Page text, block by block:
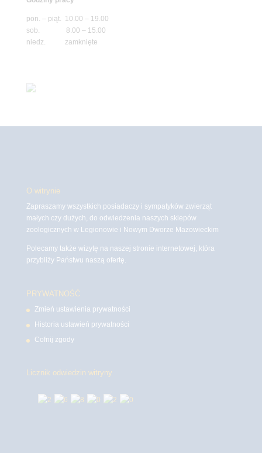
pon. – piąt. 10.00 – 19.00
sob. 8.00 – 15.00
niedz. zamknięte
O witrynie
Zapraszamy wszystkich posiadaczy i sympatyków zwierząt
małych czy dużych, do odwiedzenia naszych sklepów
zoologicznych w Legionowie i Nowym Dworze Mazowieckim
Polecamy także wizytę na naszej stronie internetowej, która
przybliży Państwu naszą ofertę.
PRYWATNOŚĆ
Zmień ustawienia prywatności
Historia ustawień prywatności
Cofnij zgody
Licznik odwiedzin witryny